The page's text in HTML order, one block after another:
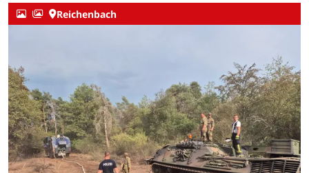
Reichenbach